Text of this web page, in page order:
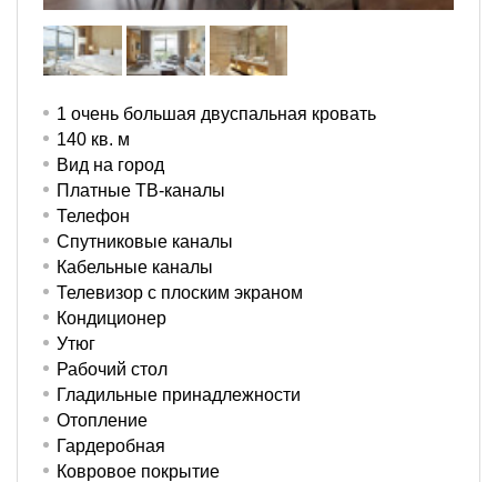
1 очень большая двуспальная кровать
140 кв. м
Вид на город
Платные ТВ-каналы
Телефон
Спутниковые каналы
Кабельные каналы
Телевизор с плоским экраном
Кондиционер
Утюг
Рабочий стол
Гладильные принадлежности
Отопление
Гардеробная
Ковровое покрытие